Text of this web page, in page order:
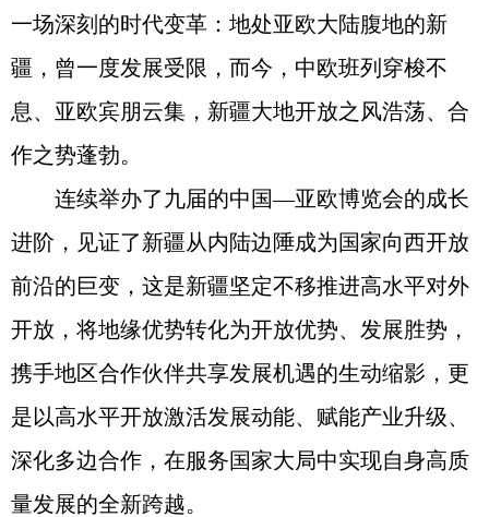
一场深刻的时代变革：地处亚欧大陆腹地的新
疆，曾一度发展受限，而今，中欧班列穿梭不
息、亚欧宾朋云集，新疆大地开放之风浩荡、合
作之势蓬勃。
连续举办了九届的中国—亚欧博览会的成长
进阶，见证了新疆从内陆边陲成为国家向西开放
前沿的巨变，这是新疆坚定不移推进高水平对外
开放，将地缘优势转化为开放优势、发展胜势，
携手地区合作伙伴共享发展机遇的生动缩影，更
是以高水平开放激活发展动能、赋能产业升级、
深化多边合作，在服务国家大局中实现自身高质
量发展的全新跨越。